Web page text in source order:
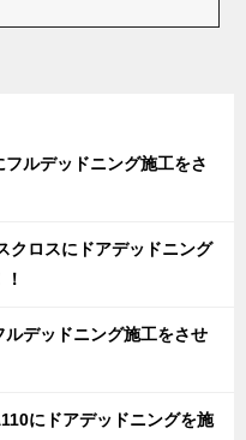
ルデッドニング施工をさ
クロスにドアデッドニング
デッドニング施工をさせ
にドアデッドニングを施